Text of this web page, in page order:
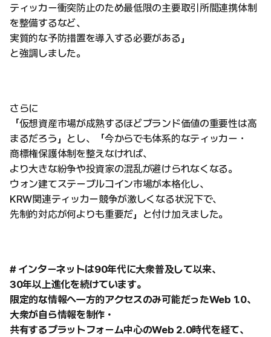
ティッカー衝突防止のため最低限の主要取引所間連携体制
を整備するなど、
実質的な予防措置を導入する必要がある」
と強調しました。
さらに
「仮想資産市場が成熟するほどブランド価値の重要性は高
まるだろう」とし、「今からでも体系的なティッカー・
商標権保護体制を整えなければ、
より大きな紛争や投資家の混乱が避けられなくなる。
ウォン建てステーブルコイン市場が本格化し、
KRW関連ティッカー競争が激しくなる状況下で、
先制的対応が何よりも重要だ」と付け加えました。
# インターネットは90年代に大衆普及して以来、
30年以上進化を続けています。
限定的な情報へ一方的アクセスのみ可能だったWeb 1.0、
大衆が自ら情報を制作・
共有するプラットフォーム中心のWeb 2.0時代を経て、